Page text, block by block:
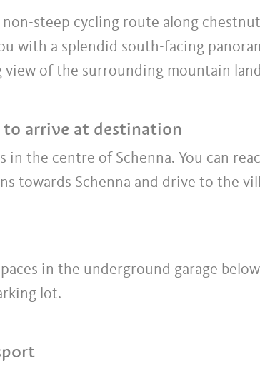
non-steep cycling route along
with a splendid south-facing
view of the surrounding mountain
arrive at destination
in the centre of Schenna. You can
towards Schenna and drive to the
in the underground garage
lot.